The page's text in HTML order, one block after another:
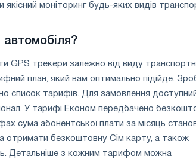
моніторинг будь-яких видів
GPS трекери залежно від виду
план, який вам оптимально підійде.
список тарифів. Для замовлення
У тарифі Економ передбачено
сума абонентської плати за місяць
отримати безкоштовну Сім карту, а також
Детальніше з кожним тарифом можна